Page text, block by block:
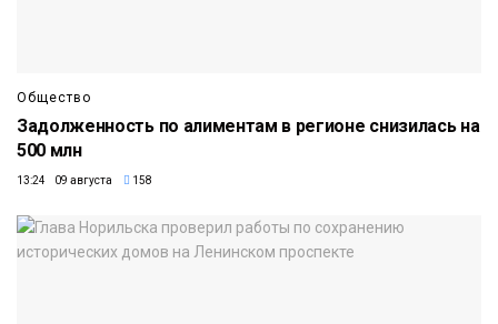
Общество
Задолженность по алиментам в регионе снизилась на
500 млн
13:24 09 августа 158